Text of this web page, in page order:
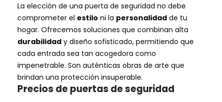
La elección de una puerta de seguridad no debe
comprometer el estilo ni la personalidad de tu
hogar. Ofrecemos soluciones que combinan alta
durabilidad y diseño sofisticado, permitiendo que
cada entrada sea tan acogedora como
impenetrable. Son auténticas obras de arte que
brindan una protección insuperable.
Precios de puertas de seguridad